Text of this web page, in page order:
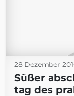
28 Dezember
Süßer
tag des